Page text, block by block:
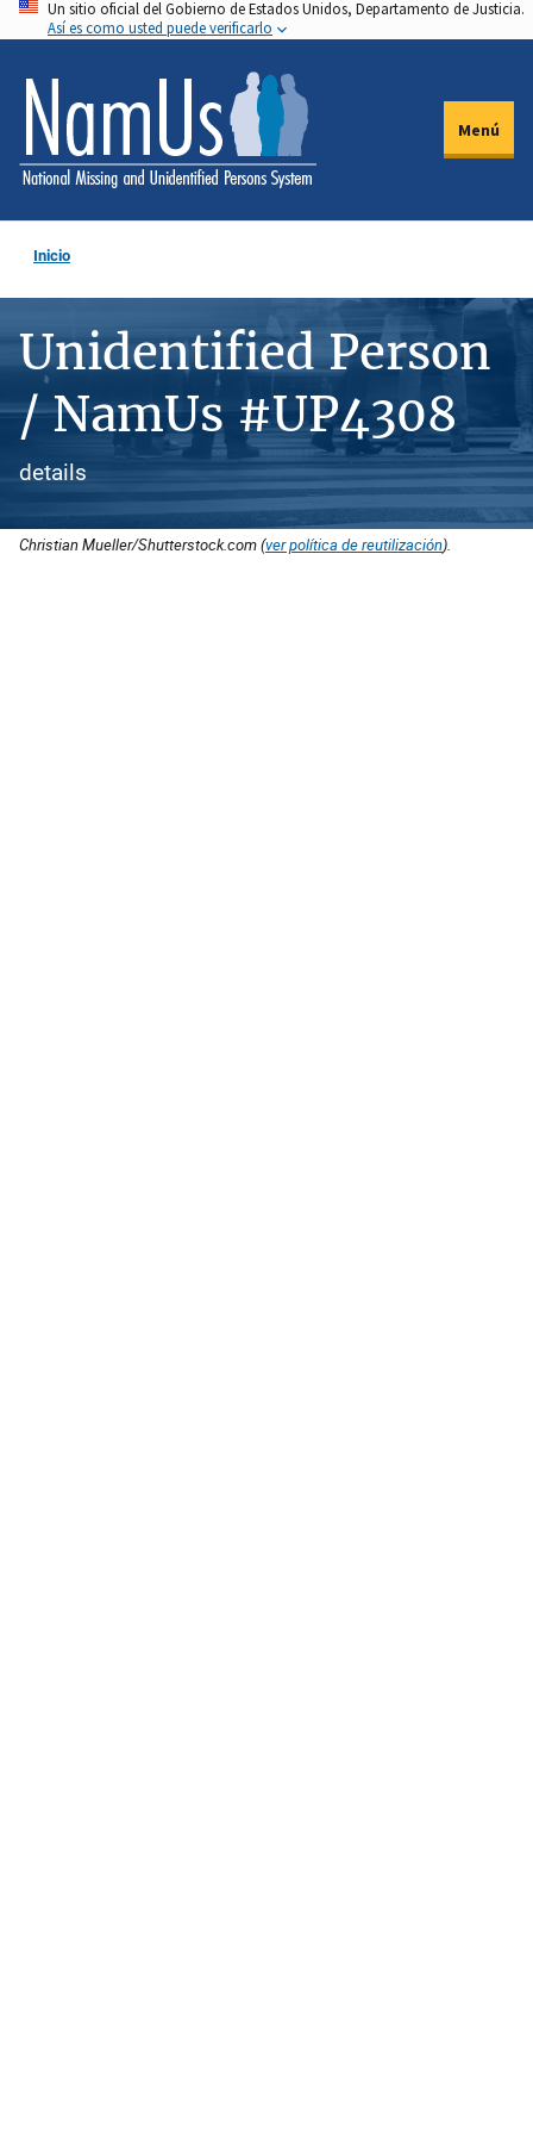
Pasar
al
contenido
principal
Un sitio oficial del Gobierno de Estados Unidos, Departamento de Justicia.
Así es como usted puede verificarlo
Menú
Inicio
Unidentified Person
/ NamUs #UP4308
details
Christian Mueller/Shutterstock.com (ver política de reutilización).